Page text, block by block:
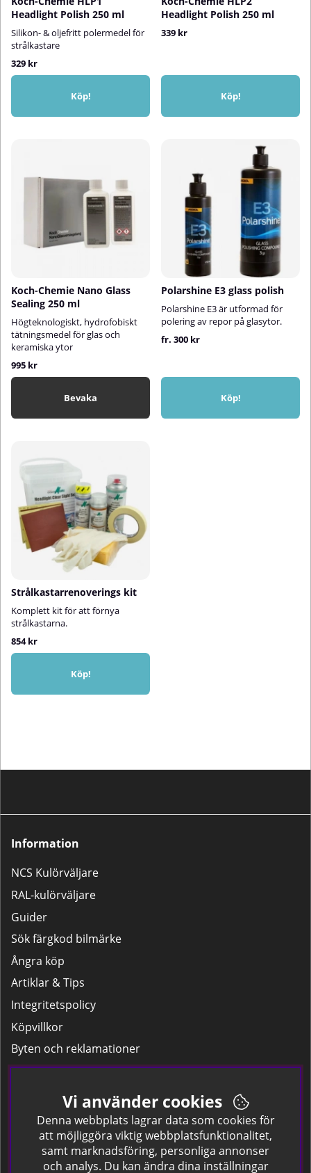
Headlight Polish 250 ml
Silikon- & oljefritt polermedel för
strålkastare
329 kr
Köp!
Headlight Polish 250 ml
339 kr
Köp!
Koch-Chemie Nano Glass
Sealing 250 ml
Högteknologiskt, hydrofobiskt
tätningsmedel för glas och
keramiska ytor
995 kr
Bevaka
Polarshine E3 glass polish
Polarshine E3 är utformad för
polering av repor på glasytor.
fr. 300 kr
Köp!
Strålkastarrenoverings kit
Komplett kit för att förnya
strålkastarna.
854 kr
Köp!
Information
NCS Kulörväljare
RAL-kulörväljare
Guider
Sök färgkod bilmärke
Ångra köp
Artiklar & Tips
Integritetspolicy
Köpvillkor
Byten och reklamationer
Leverans
Hitta färgkoden på bilen.
Företagskund
Om oss
Vi använder cookies
Denna webbplats lagrar data som cookies för
att möjliggöra viktig webbplatsfunktionalitet,
samt marknadsföring, personliga annonser
och analys. Du kan ändra dina inställningar